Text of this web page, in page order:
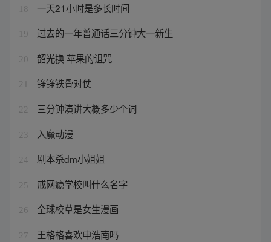
18 一天21小时是多长时间
19 过去的一年普通话三分钟大一新生
20 韶光换 苹果的诅咒
21 铮铮铁骨对仗
22 三分钟演讲大概多少个词
23 入魔动漫
24 剧本杀dm小姐姐
25 戒网瘾学校叫什么名字
26 全球校草是女生漫画
27 王格格喜欢申浩南吗